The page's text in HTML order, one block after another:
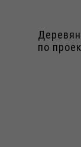
по